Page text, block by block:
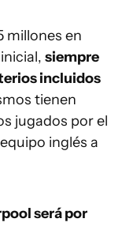
millones en
siempre
incluidos
tienen
jugados por el
inglés a
será por